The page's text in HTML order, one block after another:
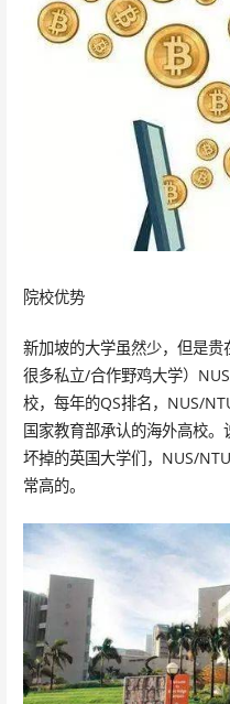
院校优势
新加坡的大学虽然少，但是
很多私立/合作野鸡大学）
校，每年的QS排名，NUS/
国家教育部承认的海外高校
坏掉的英国大学们，NUS/
常高的。